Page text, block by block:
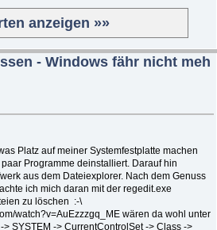
anzeigen »»
- Windows fähr nicht meh
Platz auf meiner Systemfestplatte machen
Programme deinstalliert. Darauf hin
aus dem Dateiexplorer. Nach dem Genuss
ich mich daran mit der regedit.exe
zu löschen :-\
watch?v=AuEzzzgq_ME wären da wohl unter
SYSTEM -> CurrentControlSet -> Class ->